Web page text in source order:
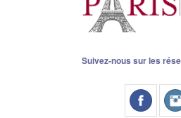
Suivez-nous sur les